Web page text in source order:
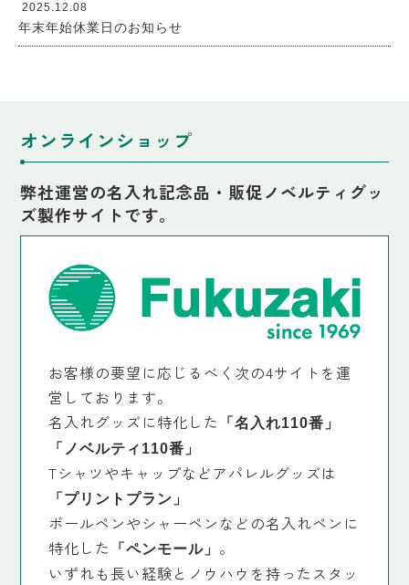
2025.12.08
年末年始休業日のお知らせ
オンラインショップ
弊社運営の名入れ記念品・販促ノベルティグッ
ズ製作サイトです。
お客様の要望に応じるべく次の4サイトを運
営しております。
名入れグッズに特化した
「名入れ110番」
「ノベルティ110番」
Tシャツやキャップなどアパレルグッズは
「プリントプラン」
ボールペンやシャーペンなどの名入れペンに
特化した
「ペンモール」 。
いずれも長い経験とノウハウを持ったスタッ